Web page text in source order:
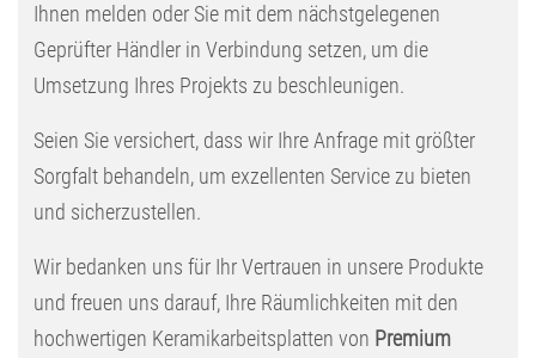
Ihnen melden oder Sie mit dem nächstgelegenen
Geprüfter Händler in Verbindung setzen, um die
Umsetzung Ihres Projekts zu beschleunigen.
Seien Sie versichert, dass wir Ihre Anfrage mit größter
Sorgfalt behandeln, um exzellenten Service zu bieten
und sicherzustellen.
Wir bedanken uns für Ihr Vertrauen in unsere Produkte
und freuen uns darauf, Ihre Räumlichkeiten mit den
hochwertigen Keramikarbeitsplatten von Premium